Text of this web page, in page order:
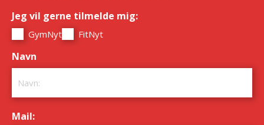
Jeg vil gerne tilmelde mig:
GymNyt FitNyt
Navn
Mail: